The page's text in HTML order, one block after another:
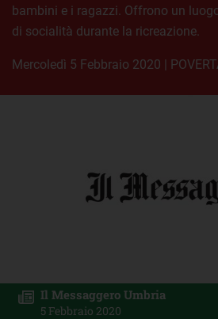
bambini e i ragazzi. Offrono un
di socialità durante la ricreazione.
mercoledì 5 Febbraio 2020 |
Il Messaggero Umbria
5 Febbraio 2020